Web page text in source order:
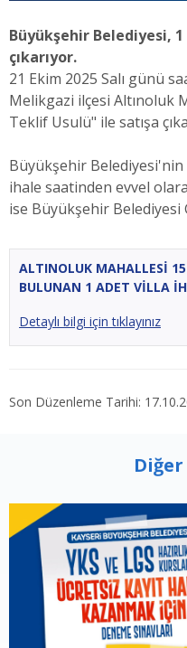
Büyükşehir Belediyesi,
çıkarıyor.
21 Ekim 2025 Salı günü
Melikgazi ilçesi Altınoluk
Teklif Usulü" ile satışa
Büyükşehir
ihale saatinden evvel
ise Büyükşehir Belediyesi
ALTINOLUK MAHALLESİ
BULUNAN 1 ADET VİLLA
Detaylı bilgi için tıklayınız
Son Düzenleme Tarihi: